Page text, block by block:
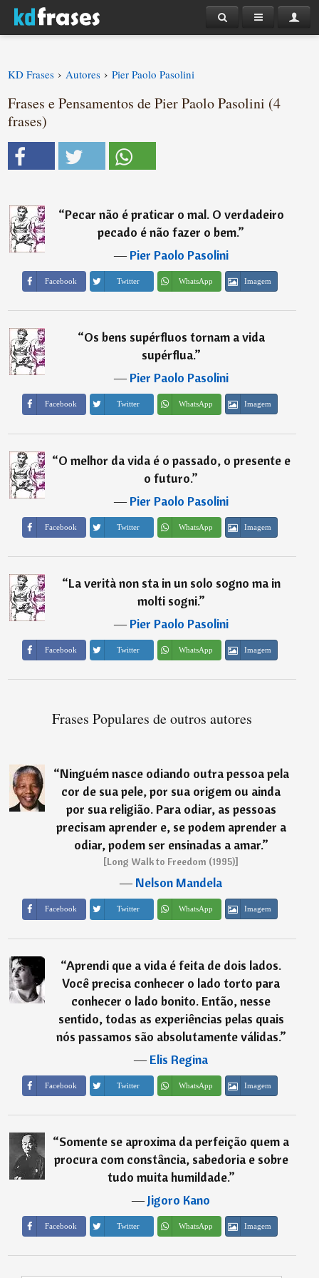
KD Frases › Autores › Pier Paolo Pasolini
Frases e Pensamentos de Pier Paolo Pasolini (4
frases)
“Pecar não é praticar o mal. O verdadeiro
pecado é não fazer o bem.”
―Pier Paolo Pasolini
Facebook Twitter WhatsApp Imagem
“Os bens supérfluos tornam a vida
supérflua.”
―Pier Paolo Pasolini
Facebook Twitter WhatsApp Imagem
“O melhor da vida é o passado, o presente e
o futuro.”
―Pier Paolo Pasolini
Facebook Twitter WhatsApp Imagem
“La verità non sta in un solo sogno ma in
molti sogni.”
―Pier Paolo Pasolini
Facebook Twitter WhatsApp Imagem
Frases Populares de outros autores
“Ninguém nasce odiando outra pessoa pela
cor de sua pele, por sua origem ou ainda
por sua religião. Para odiar, as pessoas
precisam aprender e, se podem aprender a
odiar, podem ser ensinadas a amar.”
[Long Walk to Freedom (1995)]
―Nelson Mandela
Facebook Twitter WhatsApp Imagem
“Aprendi que a vida é feita de dois lados.
Você precisa conhecer o lado torto para
conhecer o lado bonito. Então, nesse
sentido, todas as experiências pelas quais
nós passamos são absolutamente válidas.”
―Elis Regina
Facebook Twitter WhatsApp Imagem
“Somente se aproxima da perfeição quem a
procura com constância, sabedoria e sobre
tudo muita humildade.”
―Jigoro Kano
Facebook Twitter WhatsApp Imagem